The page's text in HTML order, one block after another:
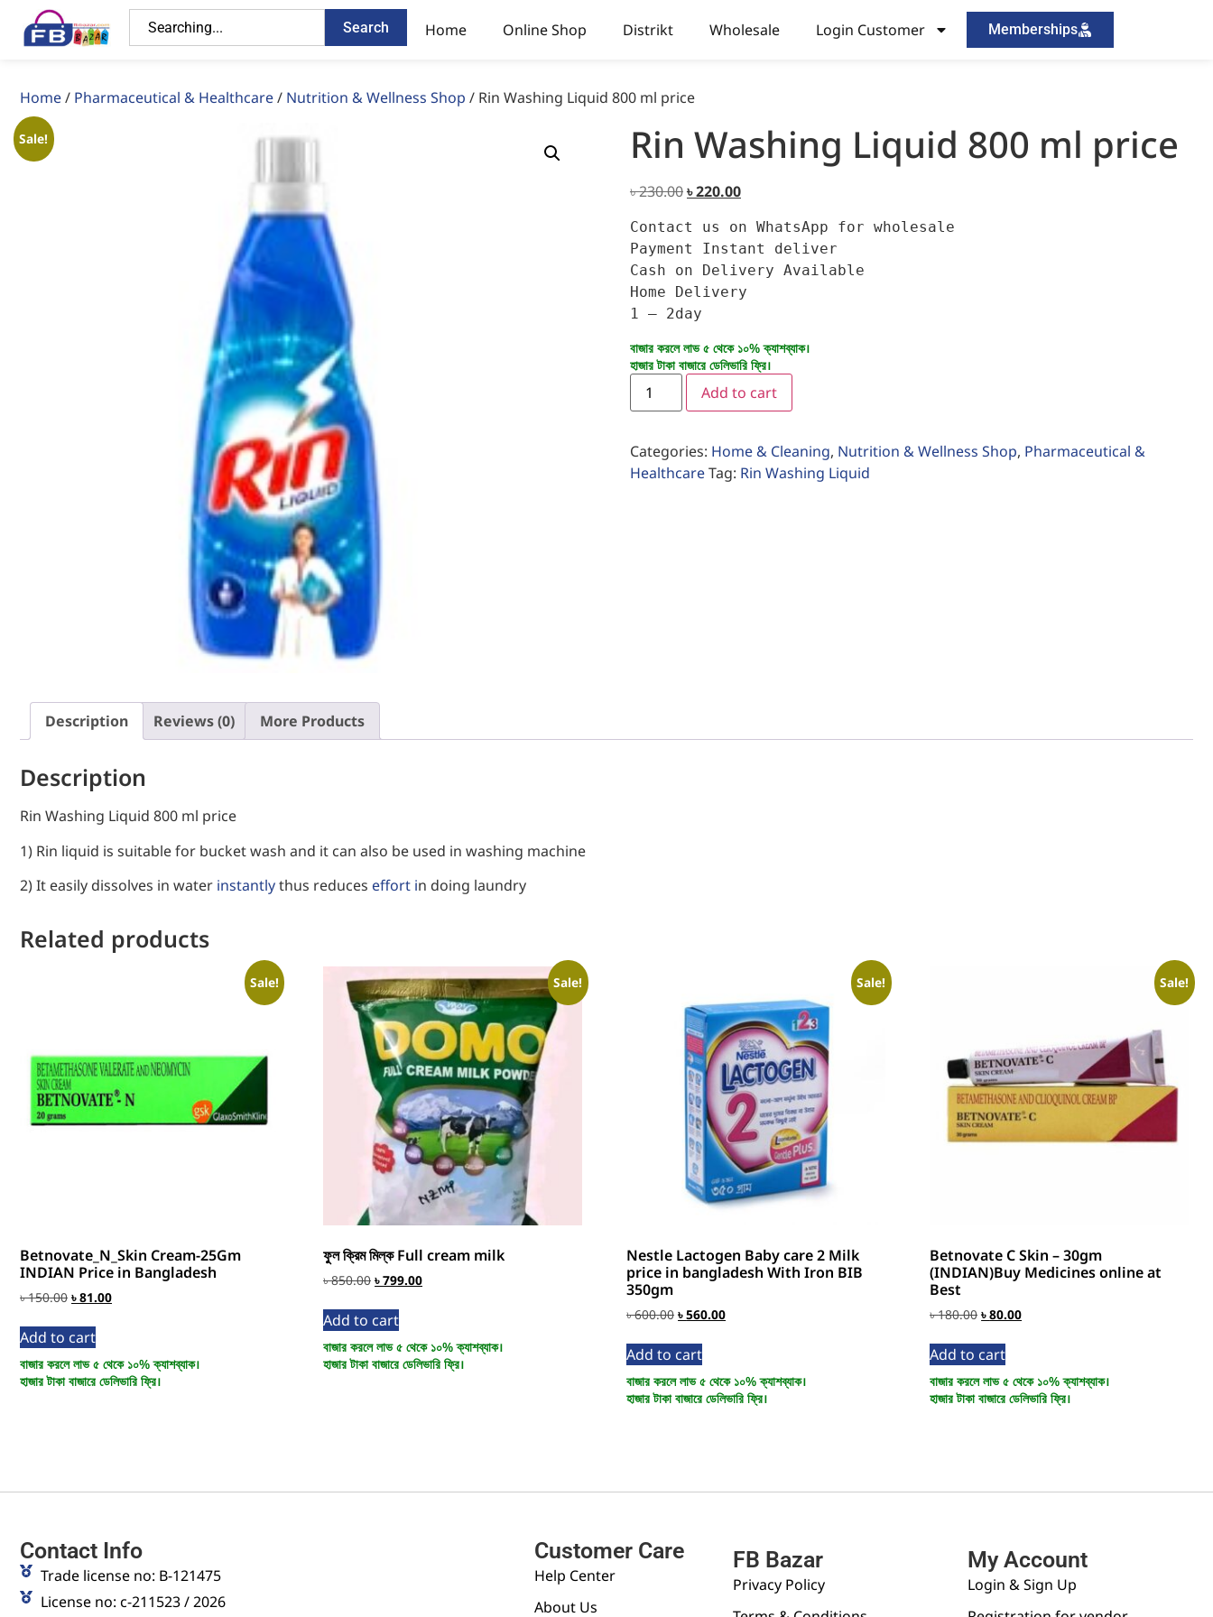
Search Home Online Shop Distrikt Wholesale Login Customer Memberships
Home/ Pharmaceutical & Healthcare/ Nutrition & Wellness Shop / Rin Washing Liquid 800 ml price
Sale! Rin Washing Liquid 800 ml price
৳230.00৳220.00
Contact us on WhatsApp for wholesale
Payment Instant deliver
Cash on Delivery Available
Home Delivery
1 – 2day
বাজার করলে লাভ ৫ থেকে ১০% ক্যাশব্যাক।
হাজার টাকা বাজারে ডেলিভারি ফ্রি।
Add to cart
Categories: Home & Cleaning, Nutrition & Wellness Shop, Pharmaceutical &
HealthcareTag: Rin Washing Liquid
Description Reviews (0) More Products
Description
Rin Washing Liquid 800 ml price
1) Rin liquid is suitable for bucket wash and it can also be used in washing machine
2) It easily dissolves in water instantlythus reduces effort in doing laundry
Related products
Sale!
Betnovate_N_Skin Cream-25Gm
INDIAN Price in Bangladesh
৳150.00 ৳81.00
Add to cart
বাজার করলে লাভ ৫ থেকে ১০% ক্যাশব্যাক।
হাজার টাকা বাজারে ডেলিভারি ফ্রি।
Sale!
ফুল ক্রিম মিল্ক Full cream milk
৳850.00 ৳799.00
Add to cart
বাজার করলে লাভ ৫ থেকে ১০% ক্যাশব্যাক।
হাজার টাকা বাজারে ডেলিভারি ফ্রি।
Sale!
Nestle Lactogen Baby care 2 Milk
price in bangladesh With Iron BIB
350gm
৳600.00 ৳560.00
Add to cart
বাজার করলে লাভ ৫ থেকে ১০% ক্যাশব্যাক।
হাজার টাকা বাজারে ডেলিভারি ফ্রি।
Sale!
Betnovate C Skin – 30gm
(INDIAN)Buy Medicines online at
Best
৳180.00 ৳80.00
Add to cart
বাজার করলে লাভ ৫ থেকে ১০% ক্যাশব্যাক।
হাজার টাকা বাজারে ডেলিভারি ফ্রি।
Contact Info
Trade license no: B-121475
License no: c-211523 / 2026
Customer Care
Help Center
About Us
FB Bazar
Privacy Policy
My Account
Login & Sign Up